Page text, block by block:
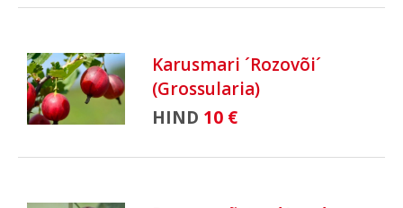
Karusmari ´Rozovõi´
(Grossularia)
HIND 10 €